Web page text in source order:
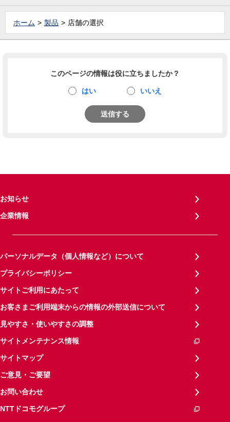
ホーム 製品 店舗の選択
このページの情報は役に立ちましたか？
はい いいえ
送信する
お知らせ
企業情報
パーソナルデータ（個人情報など）について
プライバシーポリシー
サイトご利用にあたって
お客さまご利用端末からの情報の外部送信について
見やすさ・使いやすさの調整
サイトメンテナンス情報
サイトマップ
ご意見・ご要望
お問い合わせ
NTTドコモグループ